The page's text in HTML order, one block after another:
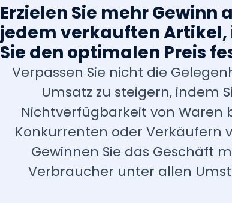
Erzielen Sie mehr Gewinn
jedem verkauften Artikel,
Sie den optimalen Preis
Verpassen Sie nicht die
Umsatz zu steigern, indem
Nichtverfügbarkeit von Waren
Konkurrenten oder Verkäufern
Gewinnen Sie das Geschäft
Verbraucher unter allen